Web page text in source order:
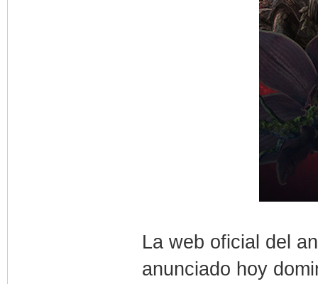
La web oficial del
anunciado hoy